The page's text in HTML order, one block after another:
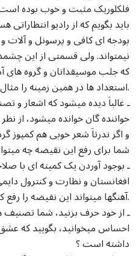
فلکلوریک مثبت و خوب بوده است.
باید بگویم که از رادیو
بودجه ای کافی و پرسونل و آلات
نیمتواند. ولی قسمتی از این
که جلب موسیقدانان و گروه های
استعداد ها در همین زمینه را مثال میآورم.
ـ غالباَ دیده میشود که اشعار و
خواننده گان خوانده میشود،
و اگر ندرتاَ شعر خوبی هم کمپوز
شما برای رفع این نقیضه چه
ـ بوجود آوردن یک کمیته ای با
افغانستان و نظارت و کنترول
آهنگها میتواند این نقیضه را رفع کند.
ـ از خود حرف بزنید، شما
احساس میخوانید، بگویید که
داشته است ؟